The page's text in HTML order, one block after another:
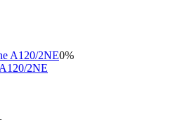
0%
2NE